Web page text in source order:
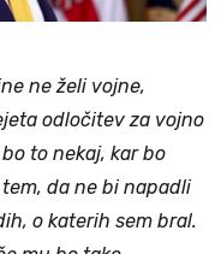
ne želi vojne,
odločitev za vojno
to nekaj, kar bo
da ne bi napadli
o katerih sem bral.